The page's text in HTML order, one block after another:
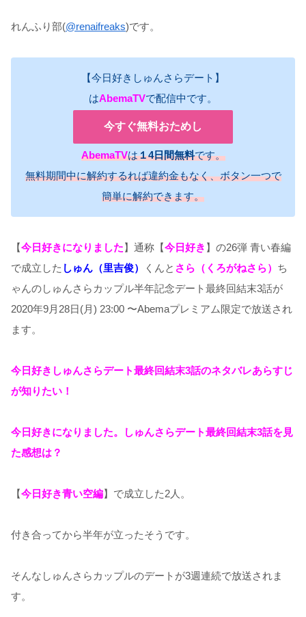
れんふり部(@renaifreaks)です。
【今日好きしゅんさらデート】
はAbemaTVで配信中です。
今すぐ無料おためし
AbemaTVは１4日間無料です。
無料期間中に解約するれば違約金もなく、ボタン一つで
簡単に解約できます。
【今日好きになりました】通称【今日好き 】の26弾 青い春編
で成立した しゅん（里吉俊） くんと さら（くろがねさら） ち
ゃんのしゅんさらカップル半年記念デート最終回結末3話が
2020年9月28日(月) 23:00 〜Abemaプレミアム限定で放送され
ます。
今日好きしゅんさらデート最終回結末3話のネタバレあらすじ
が知りたい！
今日好きになりました。しゅんさらデート最終回結末3話を見
た感想は？
【今日好き青い空編】で成立した2人。
付き合ってから半年が立ったそうです。
そんなしゅんさらカップルのデートが3週連続で放送されま
す。